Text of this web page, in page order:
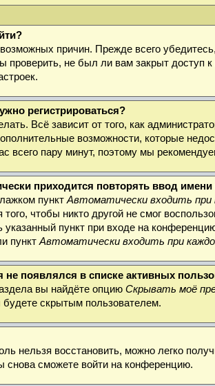
причин. Прежде всего
проверить, не был ли вам закрыт доступ
регистрироваться?
Всё зависит от того, как
возможности, которые
всего пару минут, поэтому мы
приходится повторять ввод
пункт Автоматически входить при
чтобы никто другой не смог
пункт при входе на
пункт Автоматически входить при
не появлялся в списке активных
вы найдёте опцию Скрывать моё
скрытым пользователем.
нельзя восстановить, можно легко
снова сможете войти на конференцию.